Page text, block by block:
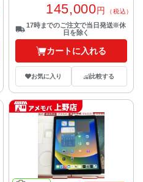
145,000円 （税込）
17時までのご注文で当日発送※休
日を除く
カートに入れる
お気に入り 比較する